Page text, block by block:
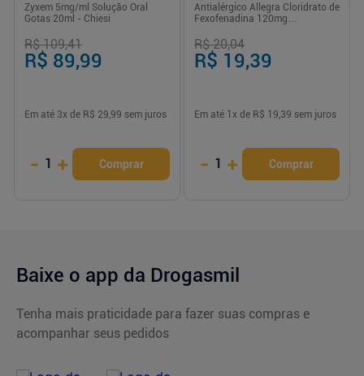
Zyxem 5mg/ml Solução Oral
Gotas 20ml - Chiesi
R$ 109,41
R$ 89,99
Em até 3x de R$ 29,99 sem juros
- 1 + Comprar
Antialérgico Allegra Cloridrato de
Fexofenadina 120mg
R$ 20,04
R$ 19,39
Em até 1 x de R$ 19,39 sem juros
- 1 + Comprar
Baixe o app da Drogasmil
Tenha mais praticidade para fazer suas compras e
acompanhar seus pedidos